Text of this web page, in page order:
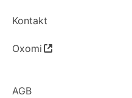
Kontakt
Oxomi
AGB